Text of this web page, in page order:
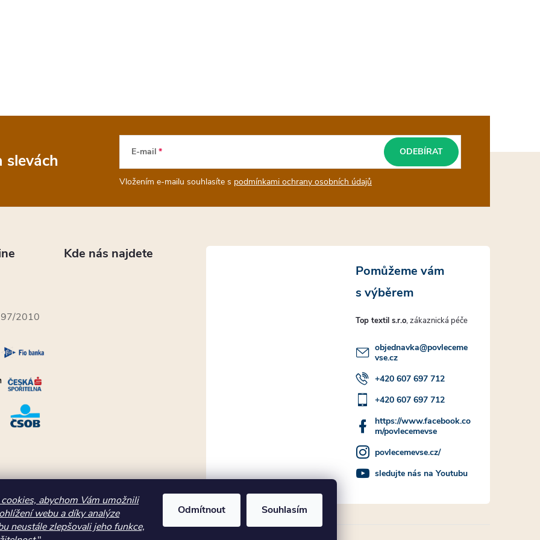
abychom Vám umožnili
webu a díky analýze
neustále zlepšovali jeho funkce,
Odmítnout Souhlasím
slevách E-mail
Vložením e-mailu souhlasíte s podmínkami ochrany osobních údajů
ODEBÍRAT
2010
Kde nás najdete
Top textil s.r.o
objednavka@povleceme
vse.cz
+420 607 697 712
+420 607 697 712
https://www.facebook.co
m/povlecemevse
povlecemevse.cz/
sledujte nás na Youtubu